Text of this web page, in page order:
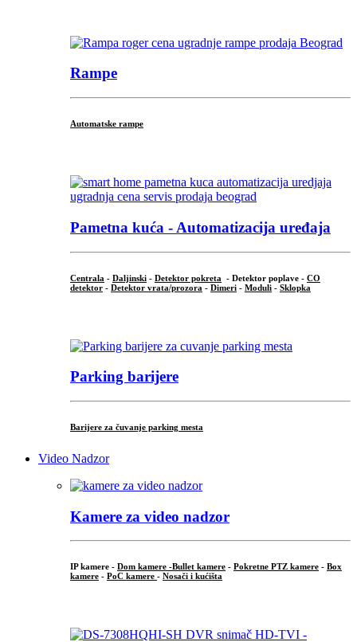
Rampe
Automatske rampe
Pametna kuća - Automatizacija uređaja
Centrala - Daljinski - Detektor pokreta - Detektor poplave - CO
detektor - Detektor vrata/prozora - Dimeri - Moduli - Sklopka
Parking barijere
Barijere za čuvanje parking mesta
Video Nadzor
Kamere za video nadzor
IP kamere - Dom kamere -Bullet kamere - Pokretne PTZ kamere - Box
kamere - PoC kamere - Nosači i kućišta